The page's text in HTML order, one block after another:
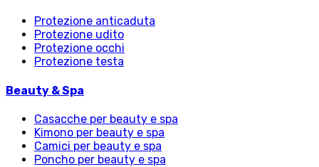
Protezione anticaduta
Protezione udito
Protezione occhi
Protezione testa
Beauty & Spa
Casacche per beauty e spa
Kimono per beauty e spa
Camici per beauty e spa
Poncho per beauty e spa